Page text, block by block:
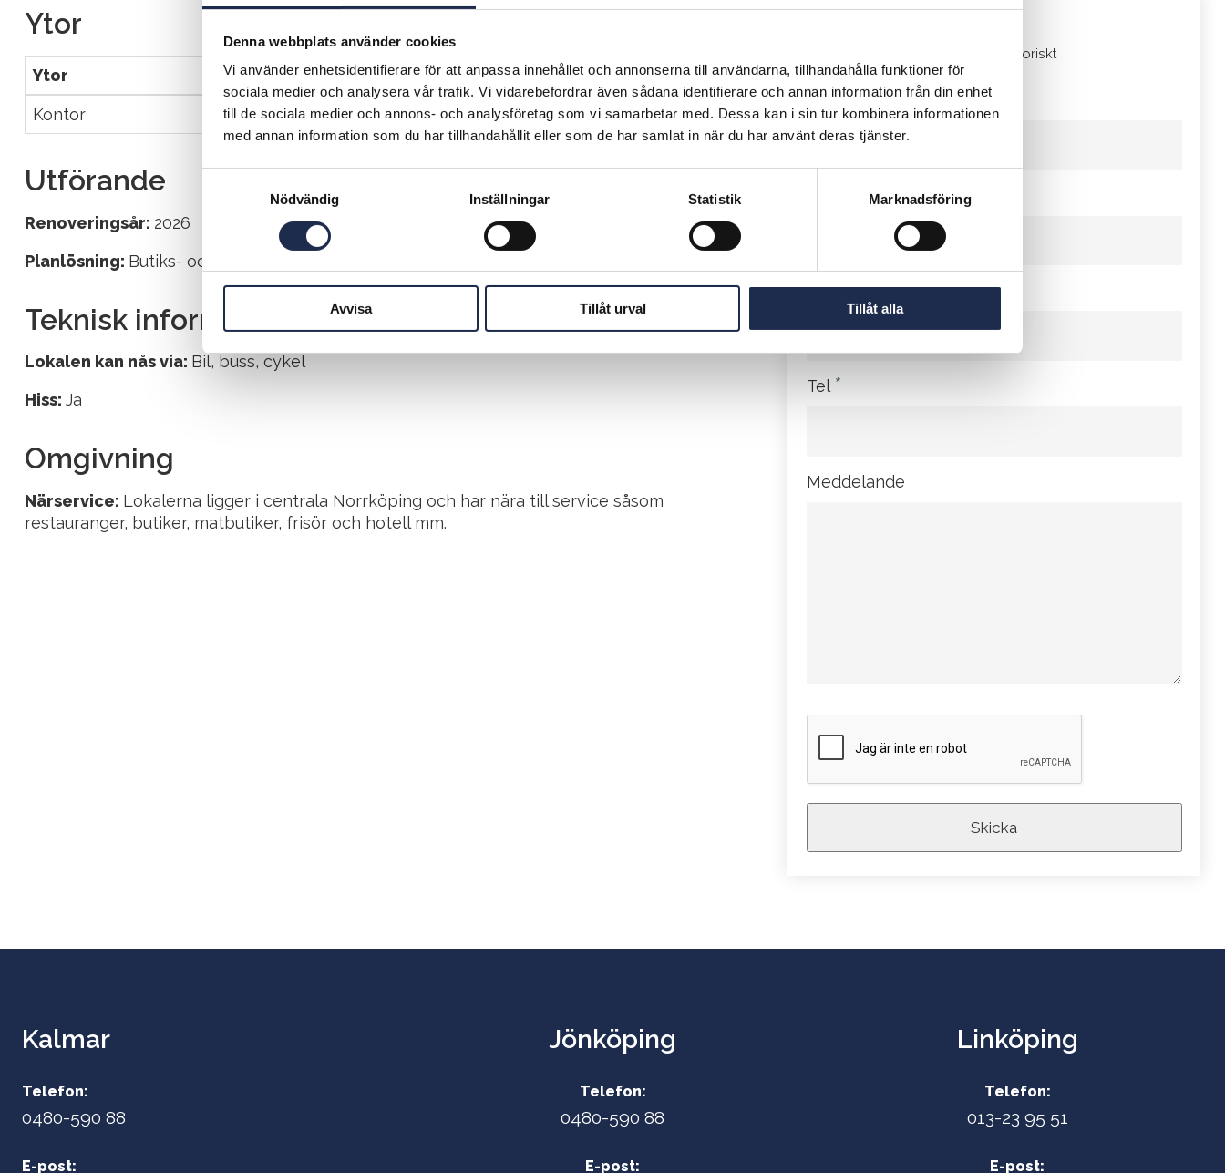
Denna webbplats använder cookies
Vi använder enhetsidentifierare för att anpassa innehållet och annonserna till användarna, tillhandahålla funktioner för
sociala medier och analysera vår trafik. Vi vidarebefordrar även sådana identifierare och annan information från din enhet
till de sociala medier och annons- och analysföretag som vi samarbetar med. Dessa kan i sin tur kombinera informationen
med annan information som du har tillhandahållit eller som de har samlat in när du har använt deras tjänster.
y
e
s
Nödvändig Inställningar Statistik Marknadsföring
Avvisa Tillåt urval Tillåt alla
Ytor
Ytor Min Max Kr/m2/år
Kontor 130 230
Utförande
Renoveringsår: 2026
Planlösning: Butiks- och kontorsytor. Omklädningsrum, förråd mm.
Teknisk information
Lokalen kan nås via: Bil, buss, cykel
Hiss: Ja
Omgivning
Närservice: Lokalerna ligger i centrala Norrköping och har nära till service såsom
restauranger, butiker, matbutiker, frisör och hotell mm.
är obligatoriskt
Namn*
*
Företag
Tel*
Meddelande
Kalmar
Telefon:
0480-590 88
E-post:
Jönköping
Telefon:
0480-590 88
E-post:
Linköping
Telefon:
013-23 95 51
E-post: